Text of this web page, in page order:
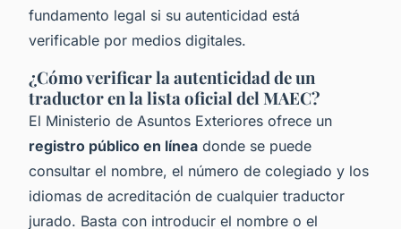
fundamento legal si su autenticidad está
verificable por medios digitales.
¿Cómo verificar la autenticidad de un
traductor en la lista oficial del MAEC?
El Ministerio de Asuntos Exteriores ofrece un
registro público en línea donde se puede
consultar el nombre, el número de colegiado y los
idiomas de acreditación de cualquier traductor
jurado. Basta con introducir el nombre o el